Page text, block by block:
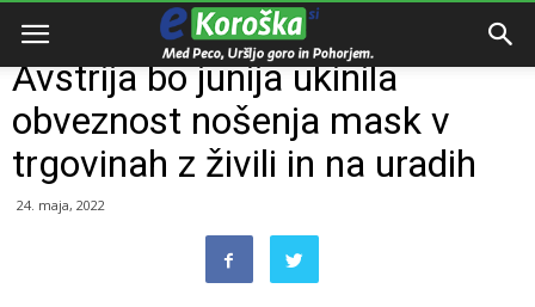
Domov
Avstrija bo junija ukinila
obveznost nošenja mask v
trgovinah z živili in na uradih
24. maja, 2022